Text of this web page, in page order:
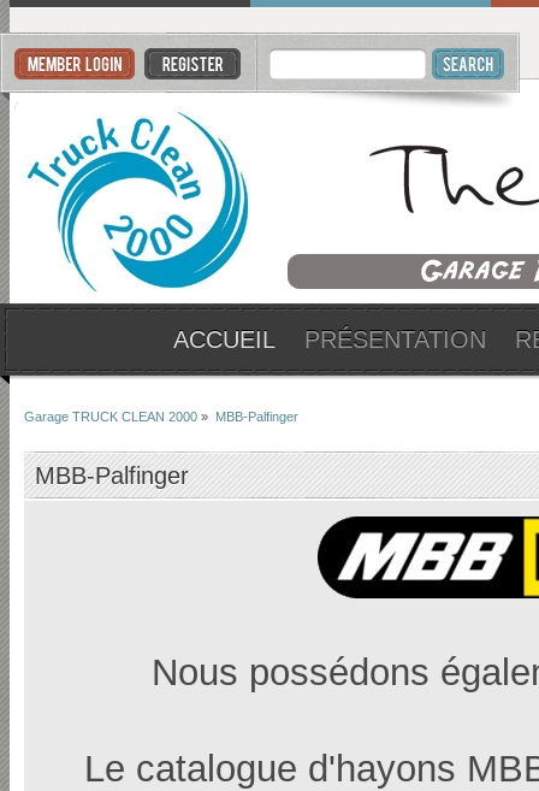
ACCUEIL PRÉSENTATION
Garage TRUCK CLEAN 2000 » MBB-Palfinger
MBB-Palfinger
Nous possédons
Le catalogue d'hayons